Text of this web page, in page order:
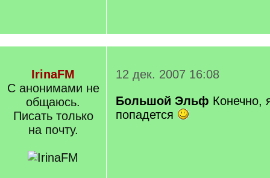
IrinaFM
С анонимами не
общаюсь.
Писать только
на почту.
12 дек. 2007 16:08
Большой Эльф Конечно,
попадется